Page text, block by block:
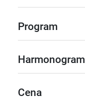
Program
Harmonogram
Cena